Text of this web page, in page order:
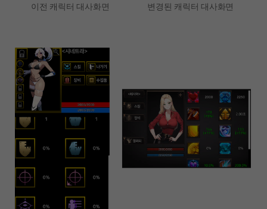
이전 캐릭터 대사화면 변경된 캐릭터 대사화면